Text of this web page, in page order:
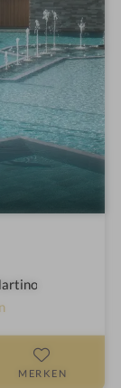
in Passiria a
MERKEN